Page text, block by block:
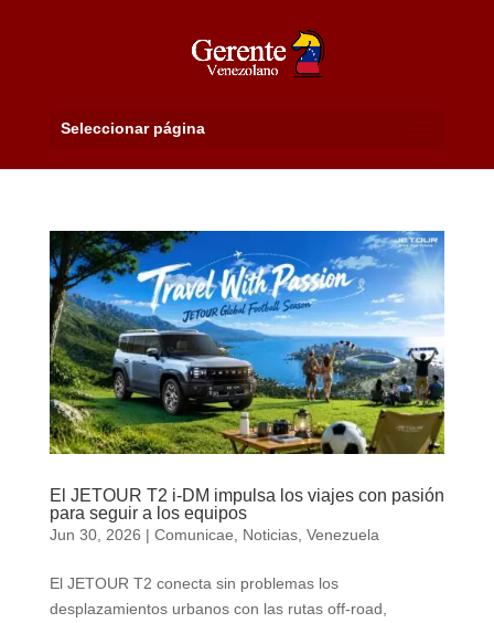
Seleccionar página
El JETOUR T2 i-DM impulsa los viajes con pasión
para seguir a los equipos
Jun 30, 2026 | Comunicae Noticias, Venezuela
El JETOUR T2 conecta sin problemas los
desplazamientos urbanos con las rutas off-road,